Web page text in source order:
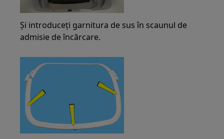
Și introduceți garnitura de sus în scaunul de
admisie de încărcare.